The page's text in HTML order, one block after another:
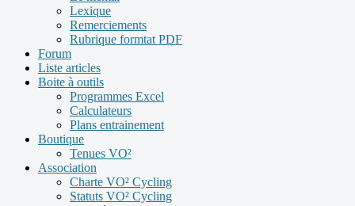
Lexique
Remerciements
Rubrique formtat PDF
Forum
Liste articles
Boite à outils
Programmes Excel
Calculateurs
Plans entrainement
Boutique
Tenues VO²
Association
Charte VO² Cycling
Statuts VO² Cycling